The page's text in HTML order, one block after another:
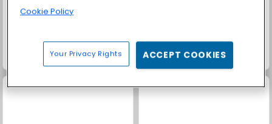
Scala 40
Cookie Policy
Your Privacy Rights ACCEPT COOKIES